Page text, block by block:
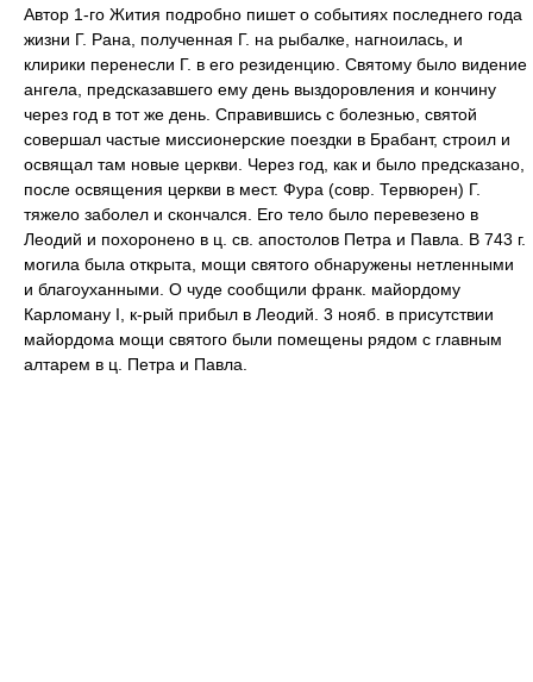
Автор 1-го Жития подробно пишет о событиях последнего года
жизни Г. Рана, полученная Г. на рыбалке, нагноилась, и
клирики перенесли Г. в его резиденцию. Святому было видение
ангела, предсказавшего ему день выздоровления и кончину
через год в тот же день. Справившись с болезнью, святой
совершал частые миссионерские поездки в Брабант, строил и
освящал там новые церкви. Через год, как и было предсказано,
после освящения церкви в мест. Фура (совр. Тервюрен) Г.
тяжело заболел и скончался. Его тело было перевезено в
Леодий и похоронено в ц. св. апостолов Петра и Павла. В 743 г.
могила была открыта, мощи святого обнаружены нетленными
и благоуханными. О чуде сообщили франк. майордому
Карломану I, к-рый прибыл в Леодий. 3 нояб. в присутствии
майордома мощи святого были помещены рядом с главным
алтарем в ц. Петра и Павла.